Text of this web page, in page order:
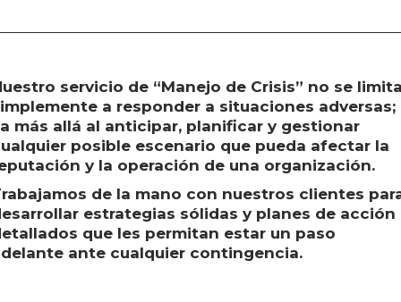
servicio de “Manejo de Crisis” no se
a responder a situaciones adversas;
más allá al anticipar, planificar y gestionar
posible escenario que pueda afectar la
y la operación de una organización.
de la mano con nuestros clientes
estrategias sólidas y planes de acción
que les permitan estar un paso
ante cualquier contingencia.